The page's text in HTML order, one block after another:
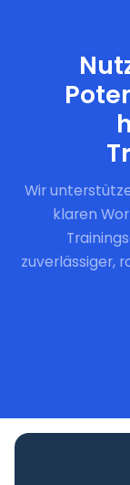
Wir
klaren
zuverlässiger,